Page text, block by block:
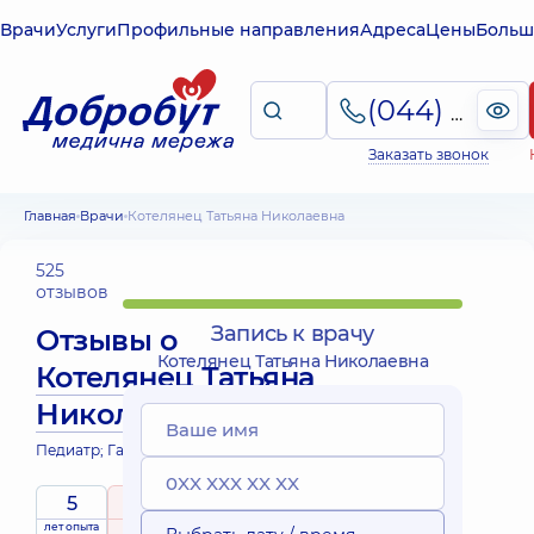
ВрачиУслугиПрофильные направленияАдресаЦены
(044) 495-2-888
Заказать звонок
Главная Врачи Котелянец Татьяна Николаевна
525
отзывов
Отзывы о
Котелянец Татьяна
Николаевна
Педиатр; Гастроэнтеролог детский
5
лет опыта
5 / 5
рейтингна основе
принимает
Запись к врачу
Котелянец Татьяна Николаевна